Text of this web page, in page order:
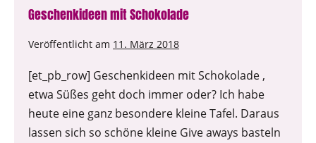
Geschenkideen mit Schokolade
Veröffentlicht am 11. März 2018
[et_pb_row] Geschenkideen mit Schokolade ,
etwa Süßes geht doch immer oder? Ich habe
heute eine ganz besondere kleine Tafel. Daraus
lassen sich so schöne kleine Give aways basteln